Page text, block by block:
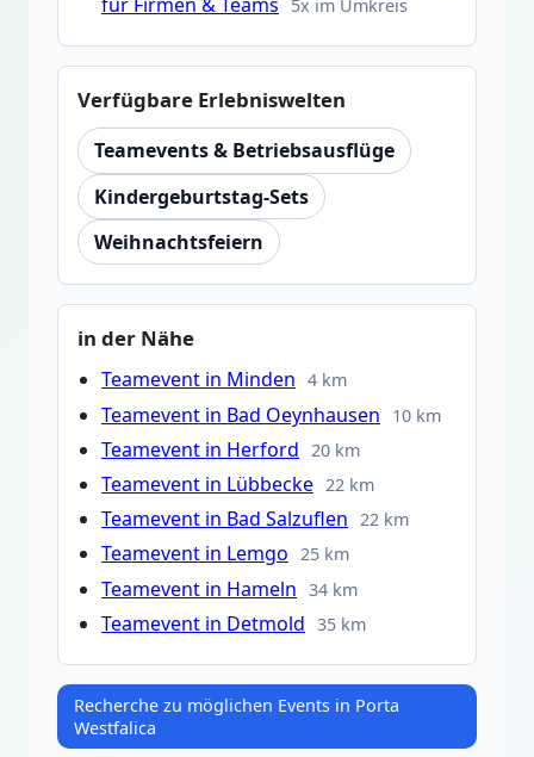
5x im Umkreis
Verfügbare Erlebniswelten
Teamevents & Betriebsausflüge
Kindergeburtstag-Sets
Weihnachtsfeiern
in der Nähe
Teamevent in Minden 4 km
Teamevent in Bad Oeynhausen 10 km
Teamevent in Herford 20 km
Teamevent in Lübbecke 22 km
Teamevent in Bad Salzuflen 22 km
Teamevent in Lemgo 25 km
Teamevent in Hameln 34 km
Teamevent in Detmold 35 km
Recherche zu möglichen Events in Porta
Westfalica